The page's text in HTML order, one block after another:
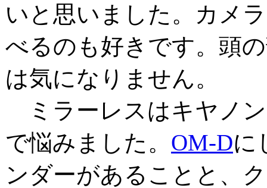
いと思いました。カメ
べるのも好きです。頭
は気になりません。
ミラーレスはキヤノ
で悩みました。 OM-Dに
ンダーがあることと、